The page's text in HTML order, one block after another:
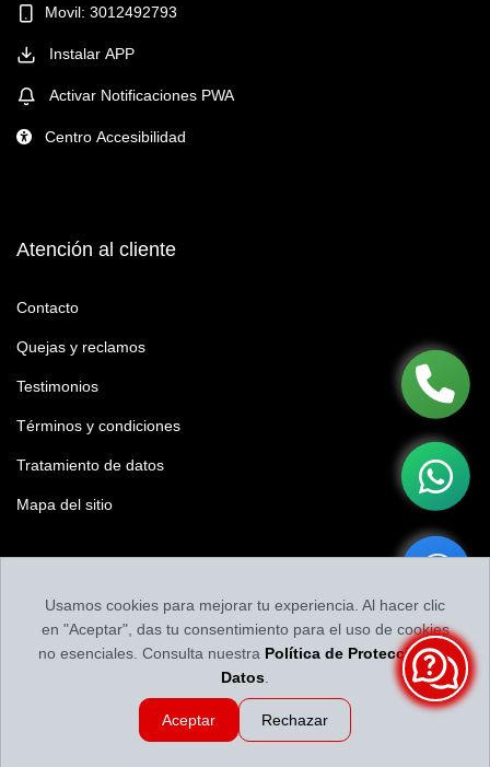
Usamos cookies para mejorar tu experiencia. Al hacer clic
en "Aceptar", das tu consentimiento para el uso de cookies
no esenciales. Consulta nuestra Política de Protección de
Datos
Aceptar Rechazar
Movil: 3012492793
Instalar APP
Activar Notificaciones PWA
Centro Accesibilidad
Atención al cliente
Contacto
Quejas y reclamos
Testimonios
Términos y condiciones
Tratamiento de datos
Mapa del sitio
Califica tu experiencia y nuestro contenido